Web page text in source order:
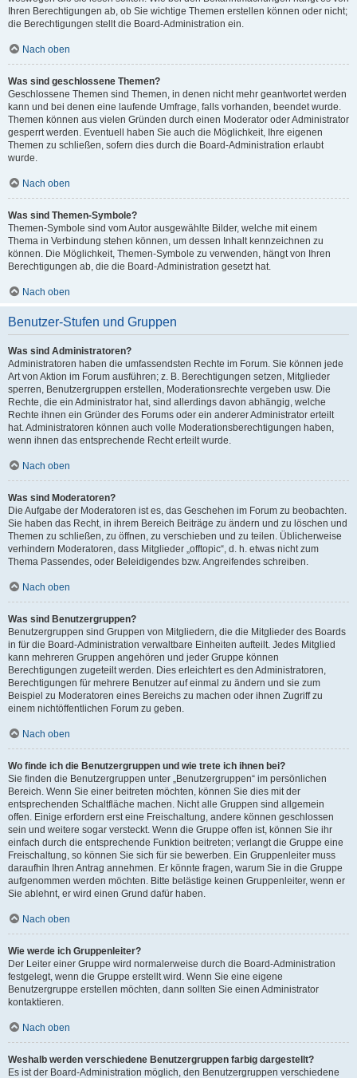
Ihren Berechtigungen ab, ob Sie wichtige Themen erstellen können oder nicht;
die Berechtigungen stellt die Board-Administration ein.
Nach oben
Was sind geschlossene Themen?
Geschlossene Themen sind Themen, in denen nicht mehr geantwortet werden
kann und bei denen eine laufende Umfrage, falls vorhanden, beendet wurde.
Themen können aus vielen Gründen durch einen Moderator oder Administrator
gesperrt werden. Eventuell haben Sie auch die Möglichkeit, Ihre eigenen
Themen zu schließen, sofern dies durch die Board-Administration erlaubt
wurde.
Nach oben
Was sind Themen-Symbole?
Themen-Symbole sind vom Autor ausgewählte Bilder, welche mit einem
Thema in Verbindung stehen können, um dessen Inhalt kennzeichnen zu
können. Die Möglichkeit, Themen-Symbole zu verwenden, hängt von Ihren
Berechtigungen ab, die die Board-Administration gesetzt hat.
Nach oben
Benutzer-Stufen und Gruppen
Was sind Administratoren?
Administratoren haben die umfassendsten Rechte im Forum. Sie können jede
Art von Aktion im Forum ausführen; z. B. Berechtigungen setzen, Mitglieder
sperren, Benutzergruppen erstellen, Moderationsrechte vergeben usw. Die
Rechte, die ein Administrator hat, sind allerdings davon abhängig, welche
Rechte ihnen ein Gründer des Forums oder ein anderer Administrator erteilt
hat. Administratoren können auch volle Moderationsberechtigungen haben,
wenn ihnen das entsprechende Recht erteilt wurde.
Nach oben
Was sind Moderatoren?
Die Aufgabe der Moderatoren ist es, das Geschehen im Forum zu beobachten.
Sie haben das Recht, in ihrem Bereich Beiträge zu ändern und zu löschen und
Themen zu schließen, zu öffnen, zu verschieben und zu teilen. Üblicherweise
verhindern Moderatoren, dass Mitglieder „offtopic“, d. h. etwas nicht zum
Thema Passendes, oder Beleidigendes bzw. Angreifendes schreiben.
Nach oben
Was sind Benutzergruppen?
Benutzergruppen sind Gruppen von Mitgliedern, die die Mitglieder des Boards
in für die Board-Administration verwaltbare Einheiten aufteilt. Jedes Mitglied
kann mehreren Gruppen angehören und jeder Gruppe können
Berechtigungen zugeteilt werden. Dies erleichtert es den Administratoren,
Berechtigungen für mehrere Benutzer auf einmal zu ändern und sie zum
Beispiel zu Moderatoren eines Bereichs zu machen oder ihnen Zugriff zu
einem nichtöffentlichen Forum zu geben.
Nach oben
Wo finde ich die Benutzergruppen und wie trete ich ihnen bei?
Sie finden die Benutzergruppen unter „Benutzergruppen“ im persönlichen
Bereich. Wenn Sie einer beitreten möchten, können Sie dies mit der
entsprechenden Schaltfläche machen. Nicht alle Gruppen sind allgemein
offen. Einige erfordern erst eine Freischaltung, andere können geschlossen
sein und weitere sogar versteckt. Wenn die Gruppe offen ist, können Sie ihr
einfach durch die entsprechende Funktion beitreten; verlangt die Gruppe eine
Freischaltung, so können Sie sich für sie bewerben. Ein Gruppenleiter muss
daraufhin Ihren Antrag annehmen. Er könnte fragen, warum Sie in die Gruppe
aufgenommen werden möchten. Bitte belästige keinen Gruppenleiter, wenn er
Sie ablehnt, er wird einen Grund dafür haben.
Nach oben
Wie werde ich Gruppenleiter?
Der Leiter einer Gruppe wird normalerweise durch die Board-Administration
festgelegt, wenn die Gruppe erstellt wird. Wenn Sie eine eigene
Benutzergruppe erstellen möchten, dann sollten Sie einen Administrator
kontaktieren.
Nach oben
Weshalb werden verschiedene Benutzergruppen farbig dargestellt?
Es ist der Board-Administration möglich, den Benutzergruppen verschiedene